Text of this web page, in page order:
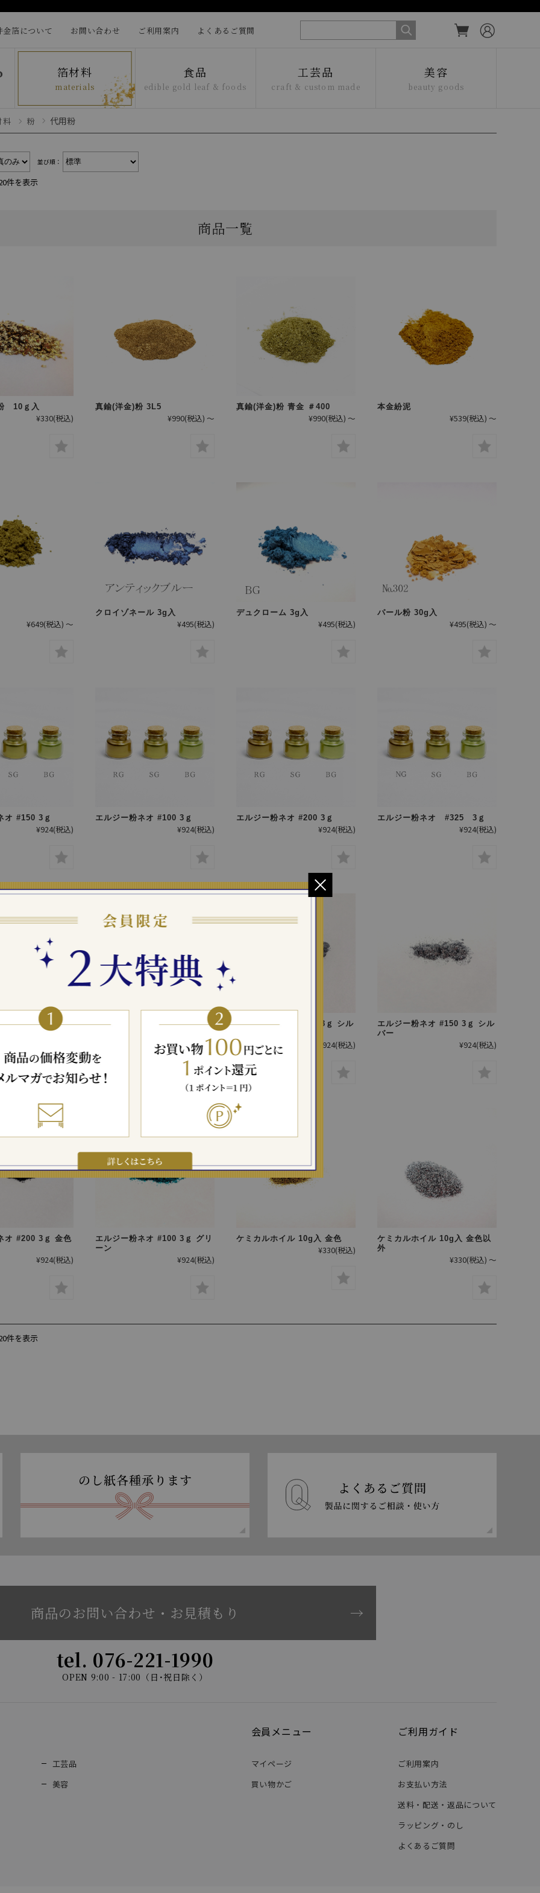
金箔について お問い合わせ ご利用案内 よくあるご質問
箔材料
materials
食品
edible gold leaf & foods
工芸品
craft & custom made
美容
beauty goods
料 粉 代用粉
並び順：
件を表示
商品一覧
10ｇ入
¥330(税込)
真鍮(洋金)粉 3L5
¥990(税込) ～
真鍮(洋金)粉 青金 ＃400
¥990(税込) ～
本金紛泥
¥539(税込) ～
¥649(税込) ～
クロイゾネール 3g入
¥495(税込)
デュクローム 3g入
¥495(税込)
パール粉 30g入
¥495(税込) ～
オ #150 3ｇ
¥924(税込)
エルジー粉ネオ #100 3ｇ
¥924(税込)
エルジー粉ネオ #200 3ｇ
¥924(税込)
エルジー粉ネオ #325 3ｇ
¥924(税込)
ネオ #325 3ｇ エルジー粉ネオ #500 3ｇ
エルジー粉ネオ #500 3ｇ シル
¥924(税込)
エルジー粉ネオ #150 3ｇ シル
バー
¥924(税込)
オ #200 3ｇ 金色
¥924(税込)
エルジー粉ネオ #100 3ｇ グリ
ーン
¥924(税込)
ケミカルホイル 10g入 金色
¥330(税込)
ケミカルホイル 10g入 金色以
外
¥330(税込) ～
件を表示
商品のお問い合わせ・お見積もり
tel. 076-221-1990
OPEN 9:00 - 17:00（日･祝日除く）
工芸品
美容
会員メニュー
マイページ
買い物かご
ご利用ガイド
ご利用案内
お支払い方法
送料・配送・返品について
ラッピング・のし
よくあるご質問